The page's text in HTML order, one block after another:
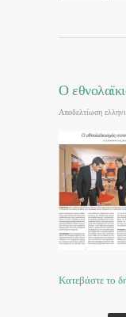
Ο
Αποδελτίωση
Κατεβάστε το